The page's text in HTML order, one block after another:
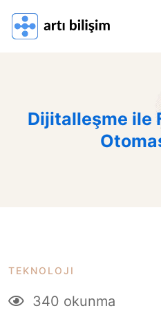
Dijitalleşme ile
TEKNOLOJI
340 okunma